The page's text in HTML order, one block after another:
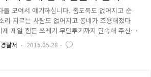
들 모여서 얘기하십니다. 좀도둑도 없어지고 순
리 지르는 사람도 없어지고 동네가 조용해졌다
제일 힘든 쓰레기 무단투기까지 단속해 주신
치시더라고요” 요즘 대림파출소 직원들의 휴대
습니다. 대림2동 통장, 대림파출소 직원들, 영
찰서 2015.05.28